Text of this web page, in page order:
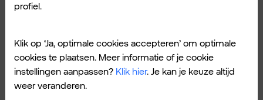
profiel.
Klik op ‘Ja, optimale cookies accepteren’ om optimale
cookies te plaatsen. Meer informatie of je cookie
instellingen aanpassen? Klik hier. Je kan je keuze altijd
weer veranderen.